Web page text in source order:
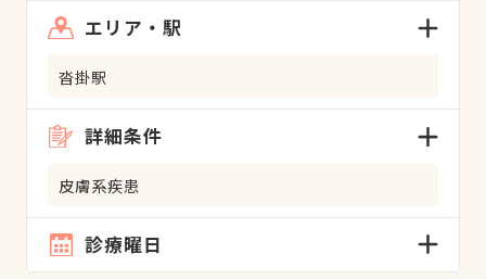
エリア・駅
沓掛駅
詳細条件
皮膚系疾患
診療曜日